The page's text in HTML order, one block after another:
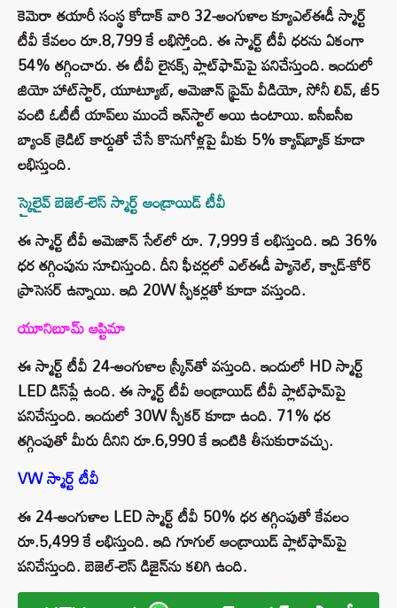
కెమెరా తయారీ సంస్థ కోడాక్ వారి 32-అంగుళాల క్యూఎల్‌ఈడీ స్మార్ట్
టీవీ కేవలం రూ.8,799 కే లభిస్తోంది. ఈ స్మార్ట్ టీవీ ధరను ఏకంగా
54% తగ్గించారు. ఈ టీవీ లైనక్స్ ప్లాట్‌ఫామ్‌పై పనిచేస్తుంది. ఇందులో
జియో హాట్‌స్టార్, యూట్యూబ్, అమెజాన్ ప్రైమ్ వీడియో, సోనీ లివ్, జీ5
వంటి ఓటీటీ యాప్‌లు ముందే ఇన్‌స్టాల్ అయి ఉంటాయి. ఐసీఐసీఐ
బ్యాంక్ క్రెడిట్ కార్డుతో చేసే కొనుగోళ్లపై మీకు 5% క్యాష్‌బ్యాక్ కూడా
లభిస్తుంది.
స్కైలైవ్ బెజెల్-లెస్ స్మార్ట్ ఆండ్రాయిడ్ టీవీ
ఈ స్మార్ట్ టీవీ అమెజాన్ సేల్‌లో రూ. 7,999 కే లభిస్తుంది. ఇది 36%
ధర తగ్గింపును సూచిస్తుంది. దీని ఫీచర్లలో ఎల్ఈడీ ప్యానెల్, క్వాడ్-కోర్
ప్రాసెసర్ ఉన్నాయి. ఇది 20W స్పీకర్లతో కూడా వస్తుంది.
యూనిబూమ్ ఆప్టిమా
ఈ స్మార్ట్ టీవీ 24-అంగుళాల స్క్రీన్‌తో వస్తుంది. ఇందులో HD స్మార్ట్
LED డిస్‌ప్లే ఉంది. ఈ స్మార్ట్ టీవీ ఆండ్రాయిడ్ టీవీ ప్లాట్‌ఫామ్‌పై
పనిచేస్తుంది. ఇందులో 30W స్పీకర్ కూడా ఉంది. 71% ధర
తగ్గింపుతో మీరు దీనిని రూ.6,990 కే ఇంటికి తీసుకురావచ్చు.
VW స్మార్ట్ టీవీ
ఈ 24-అంగుళాల LED స్మార్ట్ టీవీ 50% ధర తగ్గింపుతో కేవలం
రూ.5,499 కే లభిస్తుంది. ఇది గూగుల్ ఆండ్రాయిడ్ ప్లాట్‌ఫామ్‌పై
పనిచేస్తుంది. బెజెల్-లెస్ డిజైన్‌ను కలిగి ఉంది.